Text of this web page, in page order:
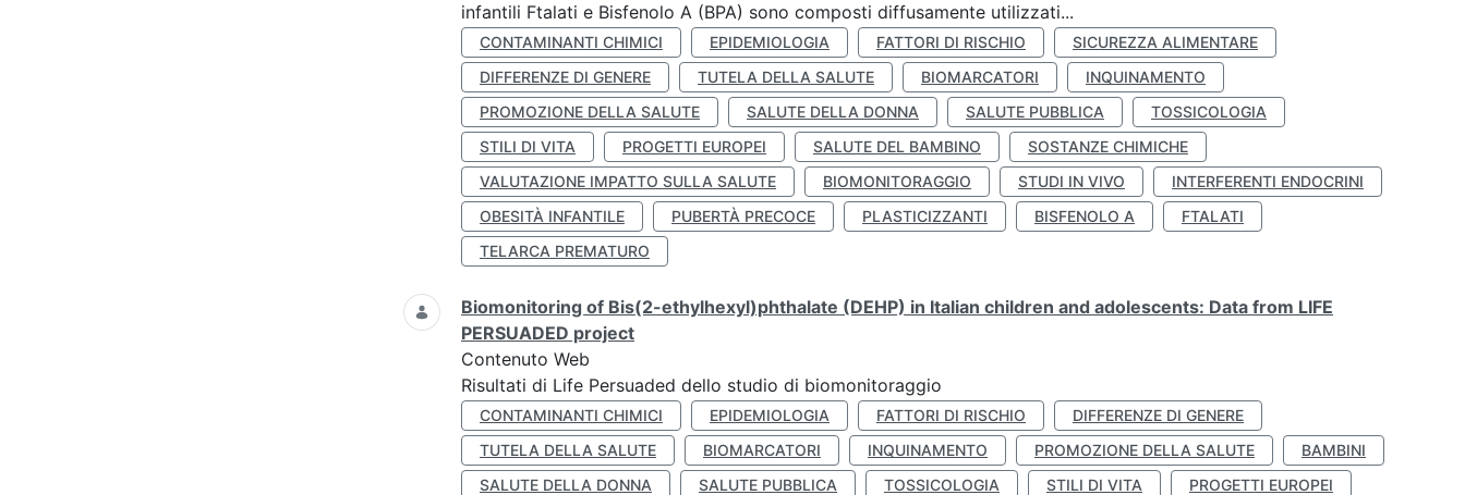
infantili Ftalati e Bisfenolo A (BPA) sono composti diffusamente utilizzati...
CONTAMINANTI CHIMICI EPIDEMIOLOGIA FATTORI DI RISCHIO
SICUREZZA ALIMENTARE
DIFFERENZE DI GENERE
TUTELA DELLA SALUTE BIOMARCATORI
INQUINAMENTO
PROMOZIONE DELLA SALUTE
SALUTE DELLA DONNA SALUTE PUBBLICA
TOSSICOLOGIA
STILI DI VITA
PROGETTI EUROPEI SALUTE DEL BAMBINO
SOSTANZE CHIMICHE
VALUTAZIONE IMPATTO SULLA SALUTE
BIOMONITORAGGIO STUDI IN VIVO
INTERFERENTI ENDOCRINI
OBESITÀ INFANTILE
PUBERTÀ PRECOCE PLASTICIZZANTI BISFENOLO A
FTALATI
TELARCA PREMATURO
Biomonitoring of Bis(2-ethylhexyl)phthalate (DEHP) in Italian children and adolescents: Data from LIFE
PERSUADED project
Contenuto Web
Risultati di Life Persuaded dello studio di biomonitoraggio
CONTAMINANTI CHIMICI EPIDEMIOLOGIA FATTORI DI RISCHIO
DIFFERENZE DI GENERE
TUTELA DELLA SALUTE
BIOMARCATORI INQUINAMENTO PROMOZIONE DELLA SALUTE
BAMBINI
SALUTE DELLA DONNA
SALUTE PUBBLICA TOSSICOLOGIA STILI DI VITA
PROGETTI EUROPEI